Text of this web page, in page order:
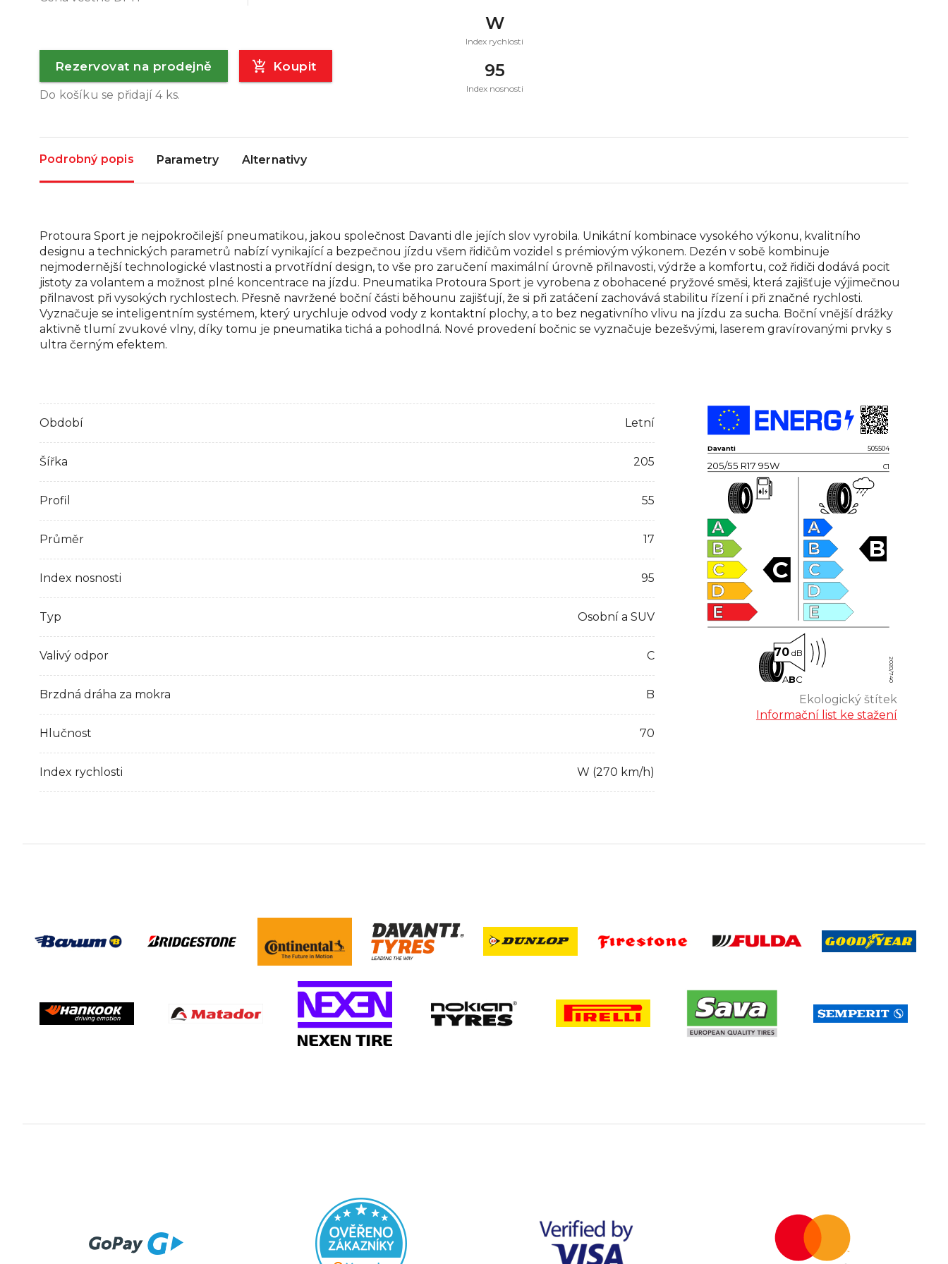
Rezervovat na prodejně Koupit
Do košíku se přidají4ks.
W
Index rychlosti
95
Index nosnosti
Podrobný popis Parametry Alternativy
Protoura Sport je nejpokročilejší pneumatikou, jakou společnost Davanti dle jejích slov vyrobila. Unikátní kombinace vysokého výkonu, kvalitního
designu a technických parametrů nabízí vynikající a bezpečnou jízdu všem řidičům vozidel s prémiovým výkonem. Dezén v sobě kombinuje
nejmodernější technologické vlastnosti a prvotřídní design, to vše pro zaručení maximální úrovně přilnavosti, výdrže a komfortu, což řidiči dodává pocit
jistoty za volantem a možnost plné koncentrace na jízdu. Pneumatika Protoura Sport je vyrobena z obohacené pryžové směsi, která zajišťuje výjimečnou
přilnavost při vysokých rychlostech. Přesně navržené boční části běhounu zajišťují, že si při zatáčení zachovává stabilitu řízení i při značné rychlosti.
Vyznačuje se inteligentním systémem, který urychluje odvod vody z kontaktní plochy, a to bez negativního vlivu na jízdu za sucha. Boční vnější drážky
aktivně tlumí zvukové vlny, díky tomu je pneumatika tichá a pohodlná. Nové provedení bočnic se vyznačuje bezešvými, laserem gravírovanými prvky s
ultra černým efektem.
Období Letní
Šířka 205
Profil 55
Průměr 17
Index nosnosti 95
Typ Osobní a SUV
Valivý odpor C
Brzdná dráha za mokra B
Hlučnost 70
Index rychlosti W (270 km/h)
Davanti 505504
205/55 R17 95W C1
A
B
C
D
E
C
A
B
C
D
E
B
70 dB
ABC 2020/740
Ekologický štítek
Informační list ke stažení